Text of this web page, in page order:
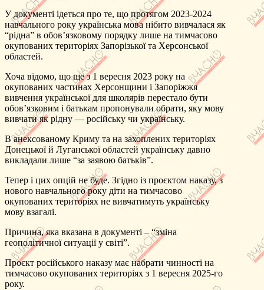
У документі ідеться про те, що протягом 2023-2024
навчального року українська мова нібито вивчалася як
“рідна” в обов’язковому порядку лише на тимчасово
окупованих територіях Запорізької та Херсонської
областей.
Хоча відомо, що ще з 1 вересня 2023 року на
окупованих частинах Херсонщини і Запоріжжя
вивчення української для школярів перестало бути
обов’язковим і батькам пропонували обрати, яку мову
вивчати як рідну — російську чи українську.
В анексованому Криму та на захоплених територіях
Донецької й Луганської областей українську давно
викладали лише “за заявою батьків”.
Тепер і цих опцій не буде. Згідно із проєктом наказу, з
нового навчального року діти на тимчасово
окупованих територіях не вивчатимуть українську
мову взагалі.
Причина, яка вказана в документі – “зміна
геополітичної ситуації у світі”.
Проєкт російського наказу має набрати чинності на
тимчасово окупованих територіях з 1 вересня 2025-го
року.